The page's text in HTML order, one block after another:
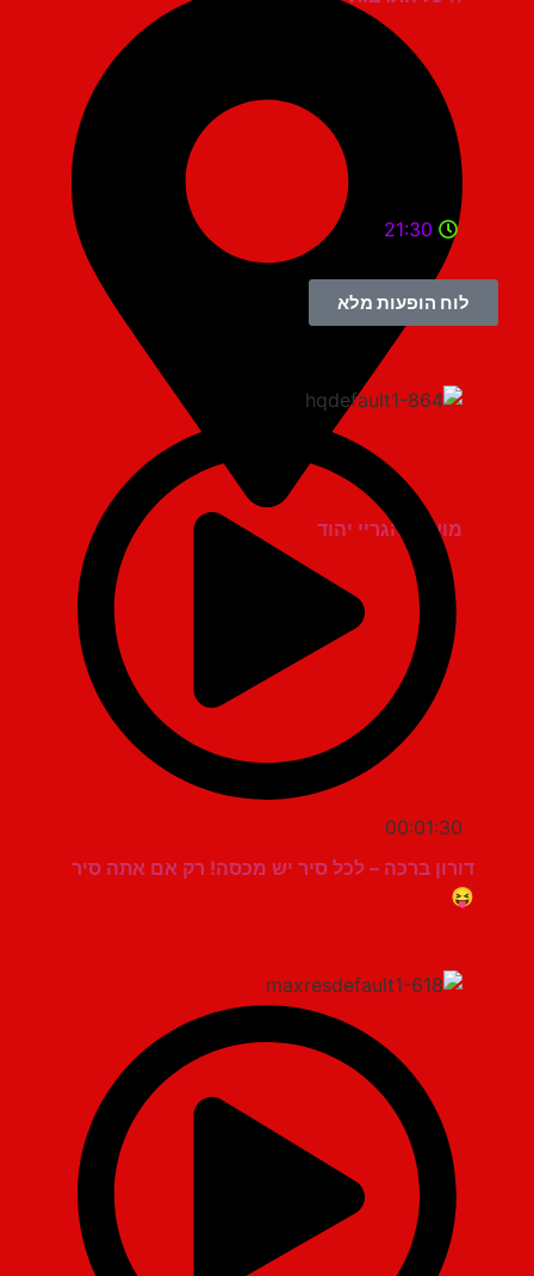
מועדון הגריי יהוד
21:30
לוח הופעות מלא
00:01:30
דורון ברכה – לכל סיר יש מכסה! רק אם אתה סיר